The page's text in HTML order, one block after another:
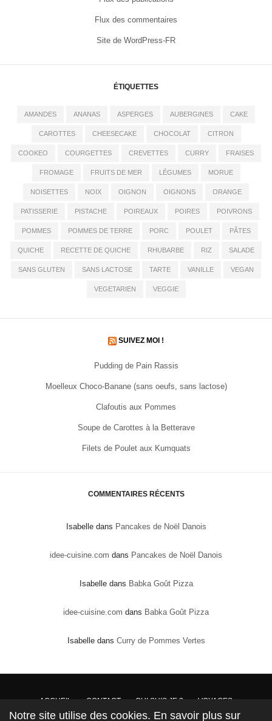
Flux des commentaires
Site de WordPress-FR
ÉTIQUETTES
AMANDES ANANAS ASPERGES AUBERGINES CAKE
CAROTTES CHEESECAKE CHOCOLAT CITRON
COOKEO COURGETTES CREVETTES CURRY FRAISES
FROMAGE FRUITS DE MER LÉGUMES MORUE
NOISETTES NOIX OIGNON OIGNONS ORANGE
PATISSERIE PISTACHE POIREAUX POIRES POIVRONS
POMMES POMMES DE TERRE PORC POULET PÂTES
QUICHE RECETTE DE QUICHE RHUBARBE RIZ SALADE
SANS GLUTEN SANS LACTOSE TARTE VANILLE VEGAN
VEGETARIEN VEGGIE
SUIVEZ MOI !
Pudding de Pain Rassis
Moelleux Choco-Banane (sans oeufs, sans lactose)
Clafoutis aux Pommes
Soupe de Carottes à la Betterave
Filets de Poulet aux Kumquats
COMMENTAIRES RÉCENTS
Isabelledans Pancakes de Noël Danois
idee-cuisine.com dans Pancakes de Noël Danois
Isabelledans Babka Goût Pizza
idee-cuisine.com dans Babka Goût Pizza
Isabelledans Curry de Pommes Vertes
ACCUEIL CONTACT QUI SUIS JE ? VOYAGES
DROITS DE PROPRIÉTÉ : Conformément à la loi, les textes, recettes et photos sont la
Notre site utilise des cookies. En savoir plus sur